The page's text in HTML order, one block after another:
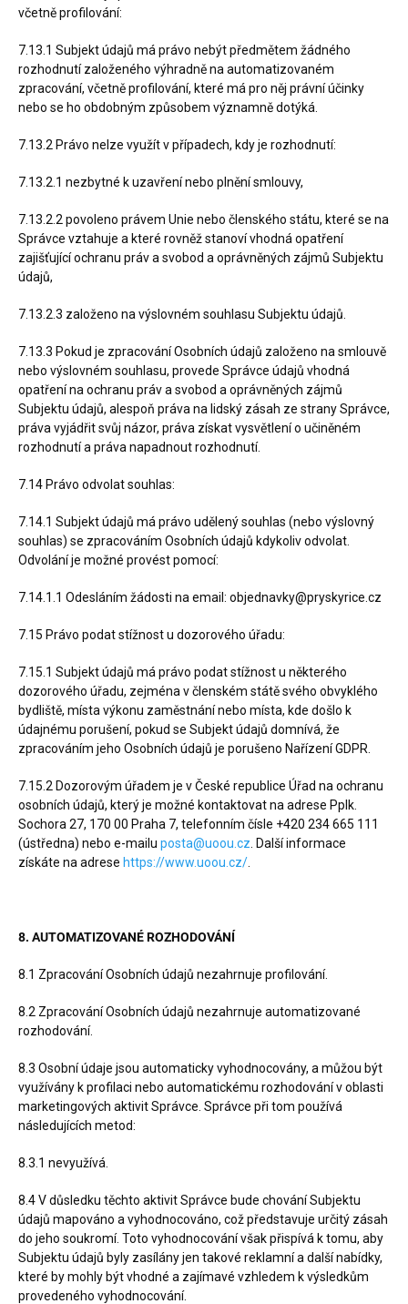
včetně profilování:
7.13.1 Subjekt údajů má právo nebýt předmětem žádného
rozhodnutí založeného výhradně na automatizovaném
zpracování, včetně profilování, které má pro něj právní účinky
nebo se ho obdobným způsobem významně dotýká.
7.13.2 Právo nelze využít v případech, kdy je rozhodnutí:
7.13.2.1 nezbytné k uzavření nebo plnění smlouvy,
7.13.2.2 povoleno právem Unie nebo členského státu, které se na
Správce vztahuje a které rovněž stanoví vhodná opatření
zajišťující ochranu práv a svobod a oprávněných zájmů Subjektu
údajů,
7.13.2.3 založeno na výslovném souhlasu Subjektu údajů.
7.13.3 Pokud je zpracování Osobních údajů založeno na smlouvě
nebo výslovném souhlasu, provede Správce údajů vhodná
opatření na ochranu práv a svobod a oprávněných zájmů
Subjektu údajů, alespoň práva na lidský zásah ze strany Správce,
práva vyjádřit svůj názor, práva získat vysvětlení o učiněném
rozhodnutí a práva napadnout rozhodnutí.
7.14 Právo odvolat souhlas:
7.14.1 Subjekt údajů má právo udělený souhlas (nebo výslovný
souhlas) se zpracováním Osobních údajů kdykoliv odvolat.
Odvolání je možné provést pomocí:
7.14.1.1 Odesláním žádosti na email: objednavky@pryskyrice.cz
7.15 Právo podat stížnost u dozorového úřadu:
7.15.1 Subjekt údajů má právo podat stížnost u některého
dozorového úřadu, zejména v členském státě svého obvyklého
bydliště, místa výkonu zaměstnání nebo místa, kde došlo k
údajnému porušení, pokud se Subjekt údajů domnívá, že
zpracováním jeho Osobních údajů je porušeno Nařízení GDPR.
7.15.2 Dozorovým úřadem je v České republice Úřad na ochranu
osobních údajů, který je možné kontaktovat na adrese Pplk.
Sochora 27, 170 00 Praha 7, telefonním čísle +420 234 665 111
(ústředna) nebo e-mailu posta@uoou.cz . Další informace
získáte na adrese https://www.uoou.cz/
8. AUTOMATIZOVANÉ ROZHODOVÁNÍ
8.1 Zpracování Osobních údajů nezahrnuje profilování.
8.2 Zpracování Osobních údajů nezahrnuje automatizované
rozhodování.
8.3 Osobní údaje jsou automaticky vyhodnocovány, a můžou být
využívány k profilaci nebo automatickému rozhodování v oblasti
marketingových aktivit Správce. Správce při tom používá
následujících metod:
8.3.1 nevyužívá.
8.4 V důsledku těchto aktivit Správce bude chování Subjektu
údajů mapováno a vyhodnocováno, což představuje určitý zásah
do jeho soukromí. Toto vyhodnocování však přispívá k tomu, aby
Subjektu údajů byly zasílány jen takové reklamní a další nabídky,
které by mohly být vhodné a zajímavé vzhledem k výsledkům
provedeného vyhodnocování.